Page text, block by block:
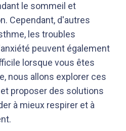
ainsi que nos experts
article avec soin, pour
des informations et de
de nos articles est
scientifique ainsi
recommandations des
le sommeil et
Cependant, d'autres
les troubles
peuvent également
lorsque vous êtes
nous allons explorer ces
proposer des solutions
à mieux respirer et à